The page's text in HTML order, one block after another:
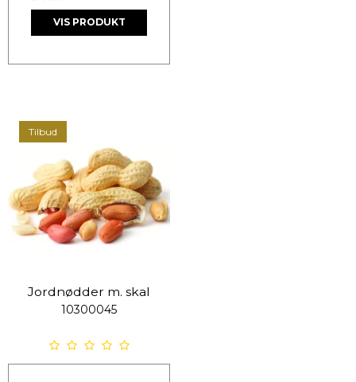
VIS PRODUKT
Tilbud
Jordnødder m. skal
10300045